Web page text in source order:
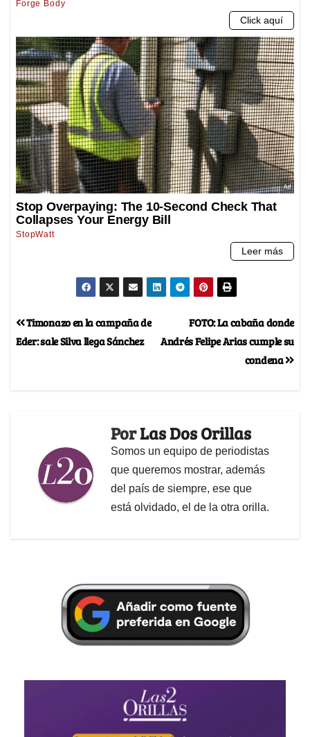
FOTO: La cabaña donde
Andrés Felipe Arias cumple su
condena
Timonazo en la campaña de
Eder: sale Silva llega Sánchez
PorLas Dos Orillas
Somos un equipo de periodistas
que queremos mostrar, además
del país de siempre, ese que
está olvidado, el de la otra orilla.